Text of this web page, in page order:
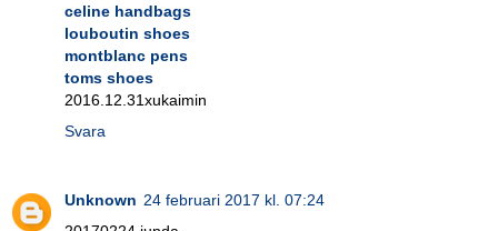
celine handbags
louboutin shoes
montblanc pens
toms shoes
2016.12.31xukaimin
Svara
Unknown 24 februari 2017 kl. 07:24